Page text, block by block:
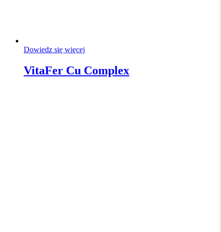
Dowiedz się więcej
VitaFer Cu Complex